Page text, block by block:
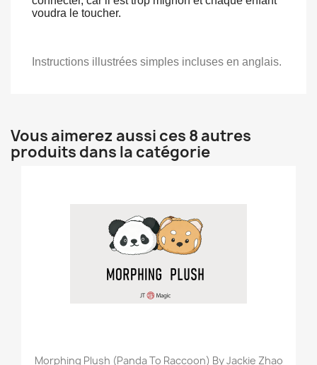
voudra le toucher.
Instructions illustrées simples incluses en anglais.
Vous aimerez aussi ces 8 autres
produits dans la catégorie
Morphing Plush (Panda To Raccoon) By Jackie Zhao